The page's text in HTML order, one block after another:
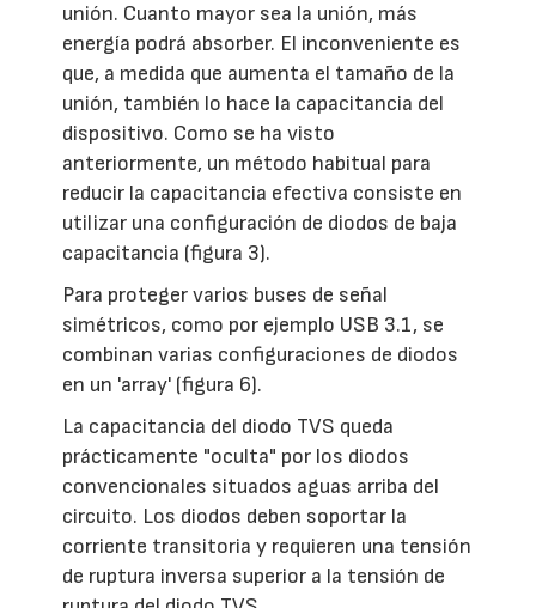
unión. Cuanto mayor sea la unión, más
energía podrá absorber. El inconveniente es
que, a medida que aumenta el tamaño de la
unión, también lo hace la capacitancia del
dispositivo. Como se ha visto
anteriormente, un método habitual para
reducir la capacitancia efectiva consiste en
utilizar una configuración de diodos de baja
capacitancia (figura 3).
Para proteger varios buses de señal
simétricos, como por ejemplo USB 3.1, se
combinan varias configuraciones de diodos
en un 'array' (figura 6).
La capacitancia del diodo TVS queda
prácticamente "oculta" por los diodos
convencionales situados aguas arriba del
circuito. Los diodos deben soportar la
corriente transitoria y requieren una tensión
de ruptura inversa superior a la tensión de